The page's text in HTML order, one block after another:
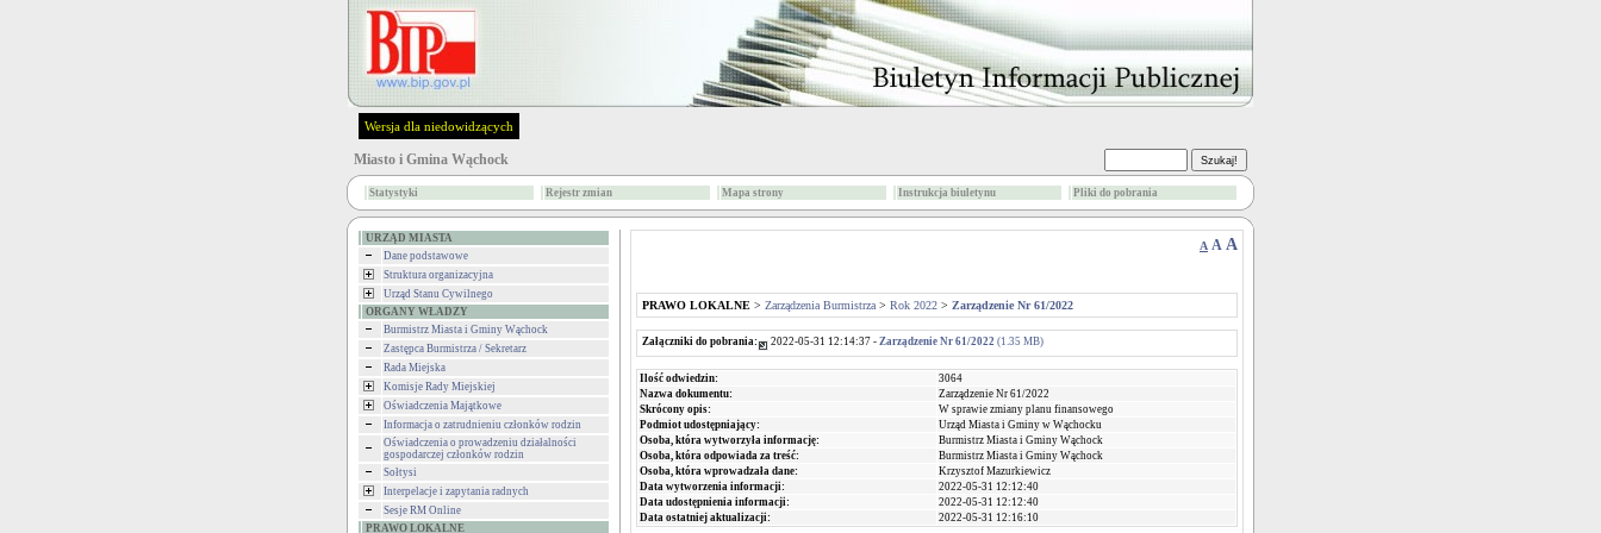
Wersja dla niedowidzących
Miasto i Gmina Wąchock
Statystyki Rejestr zmian Mapa strony Instrukcja biuletynu Pliki do pobrania
URZĄD MIASTA
Dane podstawowe
Struktura organizacyjna
Urząd Stanu Cywilnego
ORGANY WŁADZY
Burmistrz Miasta i Gminy Wąchock
Zastępca Burmistrza / Sekretarz
Rada Miejska
Komisje Rady Miejskiej
Oświadczenia Majątkowe
Informacja o zatrudnieniu członków rodzin
Oświadczenia o prowadzeniu działalności
gospodarczej członków rodzin
Sołtysi
Interpelacje i zapytania radnych
Sesje RM Online
PRAWO LOKALNE
A A A
PRAWO LOKALNE > Zarządzenia Burmistrza > Rok 2022 > Zarządzenie Nr 61/2022
Załączniki do pobrania: 2022-05-31 12:14:37 - Zarządzenie Nr 61/2022 (1.35 MB)
Ilość odwiedzin:
3064
Nazwa dokumentu:
Zarządzenie Nr 61/2022
Skrócony opis:
W sprawie zmiany planu finansowego
Podmiot udostępniający:
Urząd Miasta i Gminy w Wąchocku
Osoba, która wytworzyła informację:
Burmistrz Miasta i Gminy Wąchock
Osoba, która odpowiada za treść:
Burmistrz Miasta i Gminy Wąchock
Osoba, która wprowadzała dane:
Krzysztof Mazurkiewicz
Data wytworzenia informacji:
2022-05-31 12:12:40
Data udostępnienia informacji:
2022-05-31 12:12:40
Data ostatniej aktualizacji:
2022-05-31 12:16:10